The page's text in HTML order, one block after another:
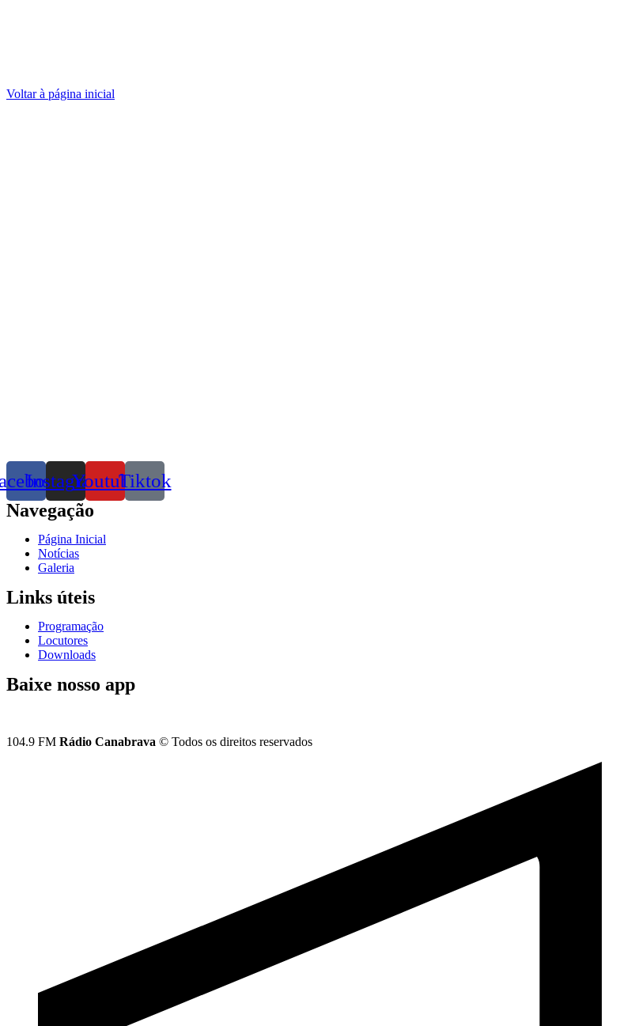
Voltar à página inicial
InstagramYoutubeTiktok
Navegação
Página Inicial
Notícias
Galeria
Links úteis
Programação
Locutores
Downloads
Baixe nosso app
104.9 FM Rádio Canabrava © Todos os direitos reservados